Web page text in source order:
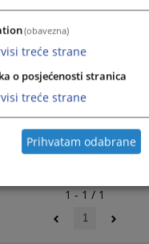
1 - 1 / 1
1
(obavezna)
treće strane
o posjećenosti stranica
treće strane
Prihvatam odabrane